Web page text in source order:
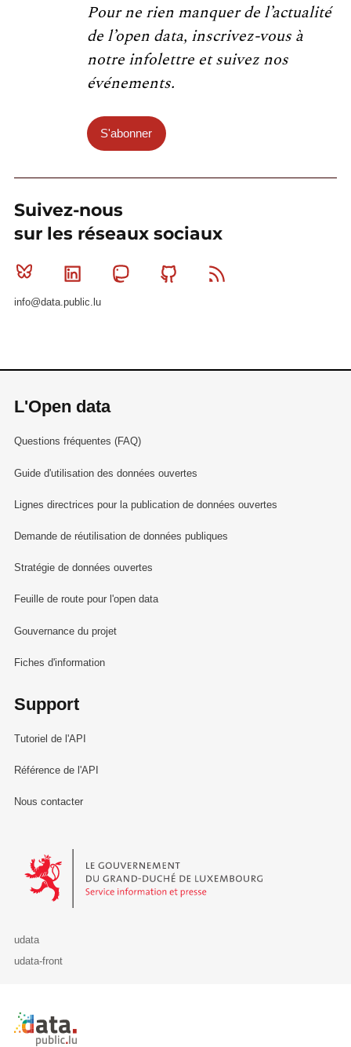
Pour ne rien manquer de l’actualité
de l’open data, inscrivez-vous à
notre infolettre et suivez nos
événements.
S'abonner
Suivez-nous
sur les réseaux sociaux
Bluesky Linkedin MastodonGithub
info@data.public.lu
L'Open data
Questions fréquentes (FAQ)
Guide d'utilisation des données ouvertes
Lignes directrices pour la publication de données ouvertes
Demande de réutilisation de données publiques
Stratégie de données ouvertes
Feuille de route pour l'open data
Gouvernance du projet
Fiches d'information
Support
Tutoriel de l'API
Référence de l'API
Nous contacter
Le Gouvernement du Grand-Duché de Luxembourg - Service
udata
udata-front
Retour à l'accueil de data.public.lu